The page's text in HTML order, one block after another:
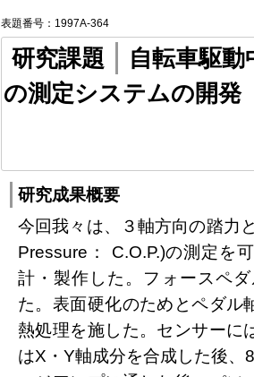
表題番号：1997A-364
研究課題
自転車駆
の測定システムの開発
研究成果概要
今回我々は、３軸方向の踏力
Pressure： C.O.P.)の測定を
計・製作した。フォースペ
た。表面硬化のためとペダル
熱処理を施した。センサーに
はX・Y軸成分を合成した後